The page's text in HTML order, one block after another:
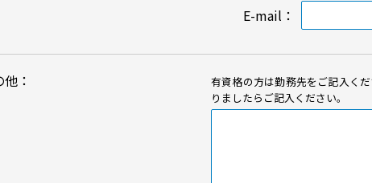
E-mail ：
他 ： 有資格の方は勤務先をご記入く
りましたらご記入ください。